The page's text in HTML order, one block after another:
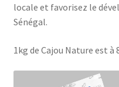
locale et favorisez le
Sénégal.
1kg de Cajou Nature est à